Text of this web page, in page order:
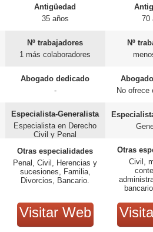
Antigüedad
35 años
Nº trabajadores
1 más colaboradores
Abogado dedicado
-
Especialista-Generalista
Especialista en Derecho
Civil y Penal
Otras especialidades
Penal, Civil, Herencias y
sucesiones, Familia,
Divorcios, Bancario.
Visitar Web
70
Nº
No ofrece
Otras
Civil,